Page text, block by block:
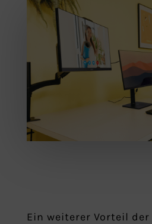
Ein weiterer Vorteil